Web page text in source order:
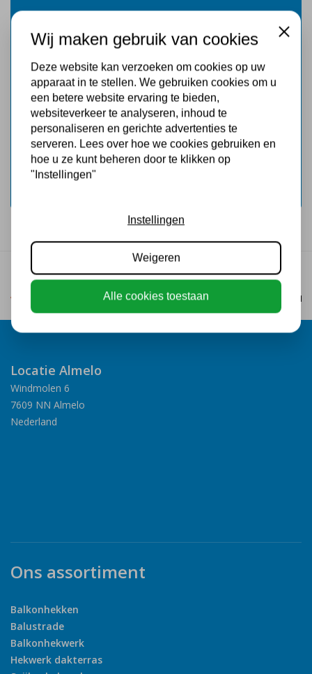
Hulp nodig?
Team Balkonhekkenfabriek helpt u graag.
0546-453883
verkoop@balkonhekkenfabriek.nl
Meer dan25jaar ervaring
Eigen productie Snelle levering
Locatie Almelo
Windmolen 6
7609 NN Almelo
Nederland
Ons assortiment
Balkonhekken
Balustrade
Balkonhekwerk
Hekwerk dakterras
Wij maken gebruik van cookies
Deze website kan verzoeken om cookies op uw
apparaat in te stellen. We gebruiken cookies om u
een betere website ervaring te bieden,
websiteverkeer te analyseren, inhoud te
personaliseren en gerichte advertenties te
serveren. Lees over hoe we cookies gebruiken en
hoe u ze kunt beheren door te klikken op
"Instellingen"
Close
Instellingen
Weigeren
Alle cookies toestaan